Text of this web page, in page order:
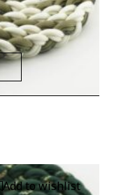
Add to wishlist